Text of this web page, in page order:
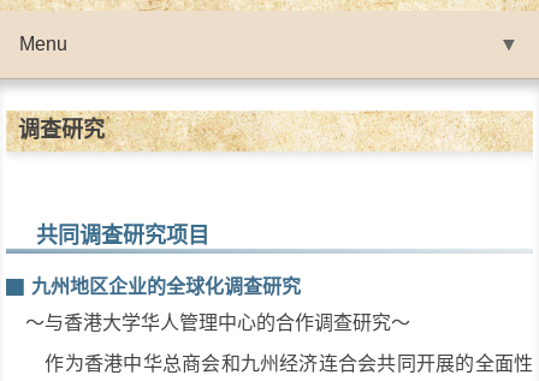
Menu ▼
▼
调查研究
共同调查研究项目
九州地区企业的全球化调查研究
〜与香港大学华人管理中心的合作调查研究〜
作为香港中华总商会和九州经济连合会共同开展的全面性